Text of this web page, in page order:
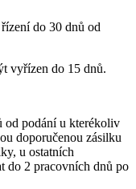
do 30 dnů od
vyřízen do 15 dnů.
od podání u kterékoliv
doporučenou zásilku
u ostatních
do 2 pracovních dnů po